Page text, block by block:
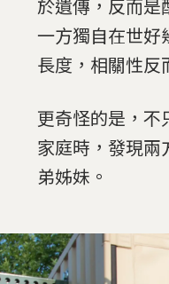
於遺傳，反而是
一方獨自在世好
長度，相關性反
更奇怪的是，不
家庭時，發現兩
弟姊妹。